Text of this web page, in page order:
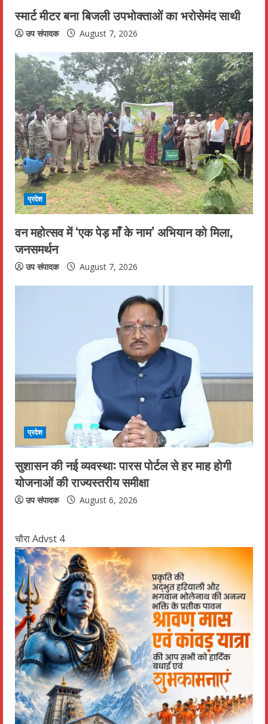
n
g
स्मार्ट मीटर बना बिजली उपभोक्ताओं का भरोसेमंद साथी
उप संपादक August 7, 2026
प्रदेश
वन महोत्सव में ‘एक पेड़ माँ के नाम’ अभियान को मिला,
जनसमर्थन
उप संपादक August 7, 2026
प्रदेश
सुशासन की नई व्यवस्था: पारस पोर्टल से हर माह होगी
योजनाओं की राज्यस्तरीय समीक्षा
उप संपादक August 6, 2026
चौरा Advst 4